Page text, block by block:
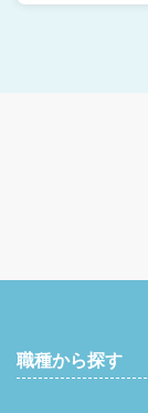
職種から探す